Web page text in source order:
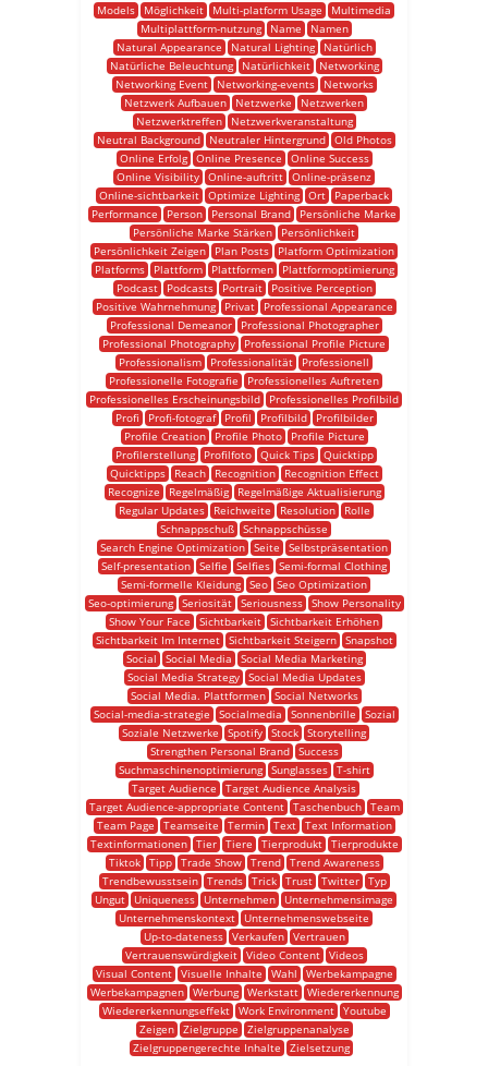
Models
Möglichkeit Multi-platform Usage
Multimedia
Multiplattform-nutzung
Name
Namen
Natural Appearance
Natural Lighting
Natürlich
Natürliche Beleuchtung
Natürlichkeit
Networking
Networking Event
Networking-events
Networks
Netzwerk Aufbauen
Netzwerke
Netzwerken
Netzwerktreffen
Netzwerkveranstaltung
Neutral Background
Neutraler Hintergrund
Old Photos
Online Erfolg
Online Presence
Online Success
Online Visibility Online-auftritt Online-präsenz
Online-sichtbarkeit Optimize Lighting Ort
Paperback
Performance
Person Personal Brand
Persönliche Marke
Persönliche Marke Stärken
Persönlichkeit
Persönlichkeit Zeigen
Plan Posts
Platform Optimization
Platforms
Plattform Plattformen
Plattformoptimierung
Podcast
Podcasts Portrait
Positive Perception
Positive Wahrnehmung
Privat
Professional Appearance
Professional Demeanor
Professional Photographer
Professional Photography
Professional Profile Picture
Professionalism
Professionalität
Professionell
Professionelle Fotografie
Professionelles Auftreten
Professionelles Erscheinungsbild
Professionelles Profilbild
Profi
Profi-fotograf Profil Profilbild
Profilbilder
Profile Creation
Profile Photo
Profile Picture
Profilerstellung
Profilfoto Quick Tips
Quicktipp
Quicktipps
Reach Recognition
Recognition Effect
Recognize
Regelmäßig
Regelmäßige Aktualisierung
Regular Updates
Reichweite Resolution
Rolle
Schnappschuß Schnappschüsse
Search Engine Optimization Seite
Selbstpräsentation
Self-presentation Selfie Selfies Semi-formal Clothing
Semi-formelle Kleidung Seo Seo Optimization
Seo-optimierung
Seriosität Seriousness
Show Personality
Show Your Face
Sichtbarkeit Sichtbarkeit Erhöhen
Sichtbarkeit Im Internet
Sichtbarkeit Steigern
Snapshot
Social
Social Media
Social Media Marketing
Social Media Strategy
Social Media Updates
Social Media. Plattformen
Social Networks
Social-media-strategie
Socialmedia Sonnenbrille
Sozial
Soziale Netzwerke
Spotify Stock Storytelling
Strengthen Personal Brand
Success
Suchmaschinenoptimierung
Sunglasses
T-shirt
Target Audience
Target Audience Analysis
Target Audience-appropriate Content
Taschenbuch
Team
Team Page
Teamseite Termin Text
Text Information
Textinformationen
Tier Tiere Tierprodukt
Tierprodukte
Tiktok
Tipp Trade Show Trend
Trend Awareness
Trendbewusstsein
Trends Trick Trust Twitter
Typ
Ungut
Uniqueness Unternehmen
Unternehmensimage
Unternehmenskontext
Unternehmenswebseite
Up-to-dateness
Verkaufen
Vertrauen
Vertrauenswürdigkeit
Video Content
Videos
Visual Content
Visuelle Inhalte Wahl
Werbekampagne
Werbekampagnen
Werbung Werkstatt
Wiedererkennung
Wiedererkennungseffekt
Work Environment
Youtube
Zeigen
Zielgruppe
Zielgruppenanalyse
Zielgruppengerechte Inhalte
Zielsetzung